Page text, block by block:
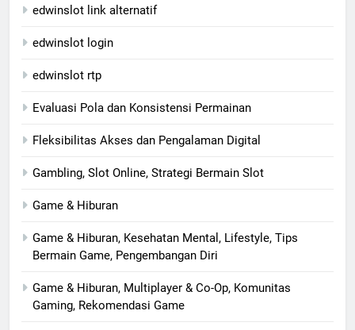
edwinslot link alternatif
edwinslot login
edwinslot rtp
Evaluasi Pola dan Konsistensi Permainan
Fleksibilitas Akses dan Pengalaman Digital
Gambling, Slot Online, Strategi Bermain Slot
Game & Hiburan
Game & Hiburan, Kesehatan Mental, Lifestyle, Tips
Bermain Game, Pengembangan Diri
Game & Hiburan, Multiplayer & Co-Op, Komunitas
Gaming, Rekomendasi Game